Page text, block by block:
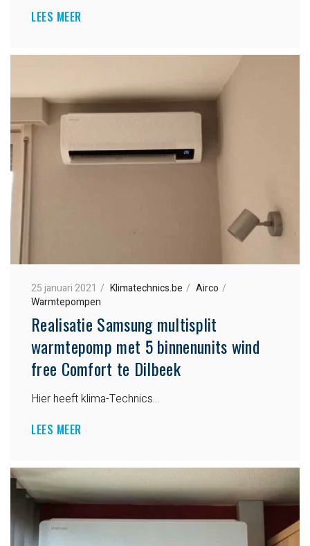
LEES MEER
25 januari 2021 Klimatechnics.be
Airco
Warmtepompen
Realisatie Samsung multisplit
warmtepomp met 5 binnenunits wind
free Comfort te Dilbeek
Hier heeft klima-Technics…
LEES MEER